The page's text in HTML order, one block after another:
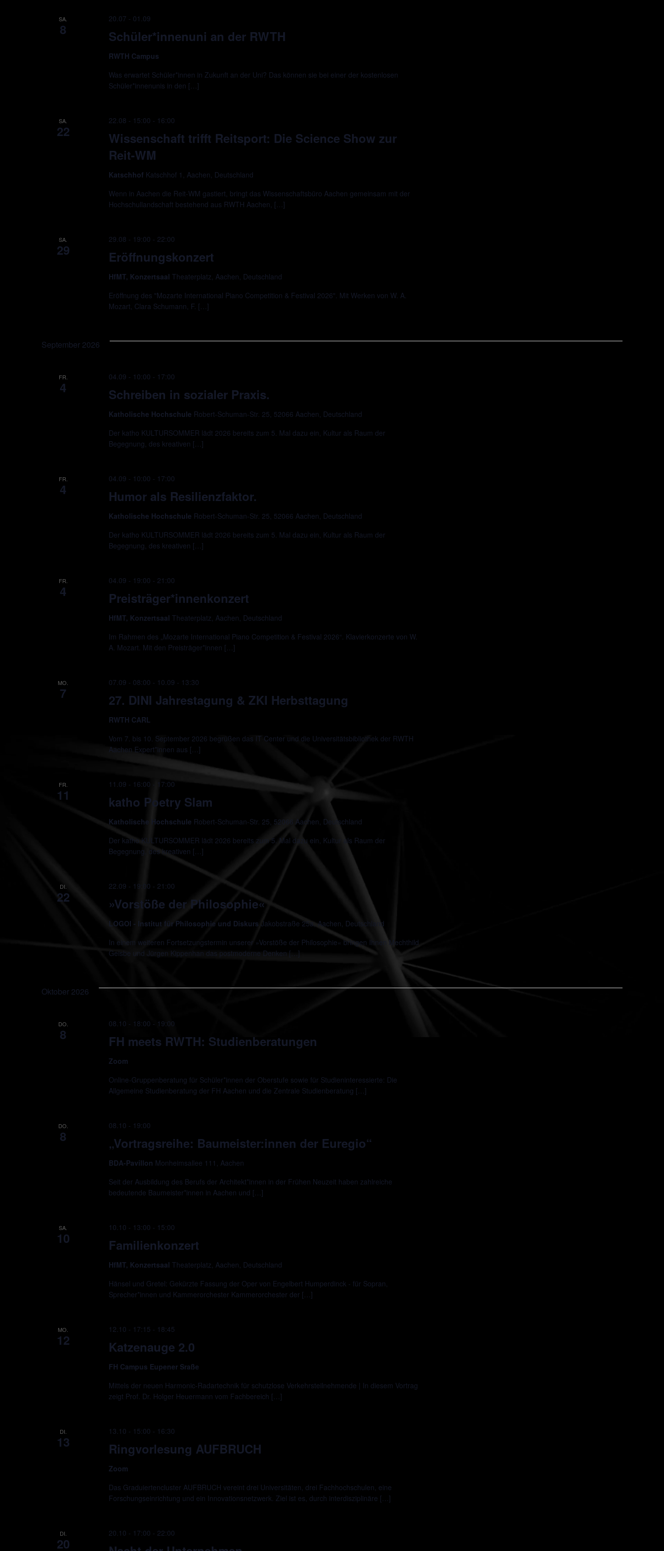
SA.
8 Schüler*innenuni an der RWTH
20.07 - 01.09
RWTH Campus
Was erwartet Schüler*innen in Zukunft an der Uni? Das können sie bei einer der kostenlosen
Schüler*innenunis in den […]
SA.
22
Wissenschaft trifft Reitsport: Die Science Show zur
Reit-WM
22.08 - 15:00 - 16:00
Katschhof Katschhof 1, Aachen, Deutschland
Wenn in Aachen die Reit-WM gastiert, bringt das Wissenschaftsbüro Aachen gemeinsam mit der
Hochschullandschaft bestehend aus RWTH Aachen, […]
SA.
29 Eröffnungskonzert
29.08 - 19:00 - 22:00
HfMT, Konzertsaal Theaterplatz, Aachen, Deutschland
Eröffnung des "Mozarte International Piano Competition & Festival 2026". Mit Werken von W. A.
Mozart, Clara Schumann, F. […]
September 2026
FR.
4 Schreiben in sozialer Praxis.
04.09 - 10:00 - 17:00
Katholische Hochschule Robert-Schuman-Str. 25, 52066 Aachen, Deutschland
Der katho KULTURSOMMER lädt 2026 bereits zum 5. Mal dazu ein, Kultur als Raum der
Begegnung, des kreativen […]
FR.
4 Humor als Resilienzfaktor.
04.09 - 10:00 - 17:00
Katholische Hochschule Robert-Schuman-Str. 25, 52066 Aachen, Deutschland
Der katho KULTURSOMMER lädt 2026 bereits zum 5. Mal dazu ein, Kultur als Raum der
Begegnung, des kreativen […]
FR.
4 Preisträger*innenkonzert
04.09 - 19:00 - 21:00
HfMT, Konzertsaal Theaterplatz, Aachen, Deutschland
Im Rahmen des „Mozarte International Piano Competition & Festival 2026“. Klavierkonzerte von W.
A. Mozart. Mit den Preisträger*innen […]
MO.
7 27. DINI Jahrestagung & ZKI Herbsttagung
07.09 - 08:00 - 10.09 - 13:30
RWTH CARL
Vom 7. bis 10. September 2026 begrüßen das IT Center und die Universitätsbibliothek der RWTH
Aachen Expert*innen aus […]
FR.
11 katho Poetry Slam
11.09 - 16:00 - 17:00
Katholische Hochschule Robert-Schuman-Str. 25, 52066 Aachen, Deutschland
Der katho KULTURSOMMER lädt 2026 bereits zum 5. Mal dazu ein, Kultur als Raum der
Begegnung, des kreativen […]
DI.
22 »Vorstöße der Philosophie«
22.09 - 19:00 - 21:00
LOGOI - Institut für Philosophie und Diskurs Jakobstraße 25a, Aachen, Deutschland
In einem weiteren Fortsetzungstermin unserer »Vorstöße der Philosophie« bringen Ihnen Mechthild
Geisbe und Jürgen Kippenhan das postmoderne Denken […]
Oktober 2026
DO.
8 FH meets RWTH: Studienberatungen
08.10 - 18:00 - 19:00
Zoom
Online-Gruppenberatung für Schüler*innen der Oberstufe sowie für Studieninteressierte: Die
Allgemeine Studienberatung der FH Aachen und die Zentrale Studienberatung […]
DO.
8 „Vortragsreihe: Baumeister:innen der Euregio“
08.10 - 19:00
BDA-Pavillon Monheimsallee 111, Aachen
Seit der Ausbildung des Berufs der Architekt*innen in der Frühen Neuzeit haben zahlreiche
bedeutende Baumeister*innen in Aachen und […]
SA.
10 Familienkonzert
10.10 - 13:00 - 15:00
HfMT, Konzertsaal Theaterplatz, Aachen, Deutschland
Hänsel und Gretel: Gekürzte Fassung der Oper von Engelbert Humperdinck - für Sopran,
Sprecher*innen und Kammerorchester Kammerorchester der […]
MO.
12 Katzenauge 2.0
12.10 - 17:15 - 18:45
FH Campus Eupener Sraße
Mittels der neuen Harmonic-Radartechnik für schutzlose Verkehrsteilnehmende | In diesem Vortrag
zeigt Prof. Dr. Holger Heuermann vom Fachbereich […]
DI.
13 Ringvorlesung AUFBRUCH
13.10 - 15:00 - 16:30
Zoom
Das Graduiertencluster AUFBRUCH vereint drei Universitäten, drei Fachhochschulen, eine
Forschungseinrichtung und ein Innovationsnetzwerk. Ziel ist es, durch interdisziplinäre […]
DI.
20
20.10 - 17:00 - 22:00